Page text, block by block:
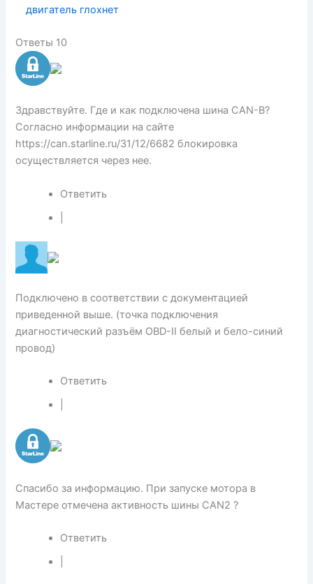
двигатель глохнет
Ответы 10
Здравствуйте. Где и как подключена шина CAN-B?
Согласно информации на сайте
https://can.starline.ru/31/12/6682 блокировка
осуществляется через нее.
Ответить
Подключено в соответствии с документацией
приведенной выше. (точка подключения
диагностический разъём OBD-II белый и бело-синий
провод)
Ответить
Спасибо за информацию. При запуске мотора в
Мастере отмечена активность шины CAN2 ?
Ответить